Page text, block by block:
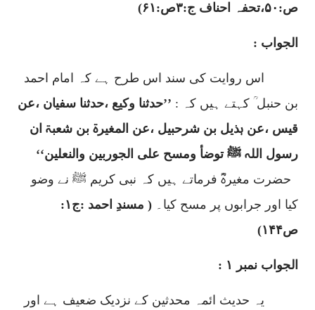
ص: ۵۰،تحفہ احناف ج:۳ص: ۶۱)
الجواب :
اس روایت کی سند اس طرح ہے کہ امام احمد
بن حنبل ؒ کہتے ہیں کہ : ’’حدثنا وکیع ،حدثنا سفیان ،عن
قیس ،عن ہذیل بن شرحبیل ،عن المغیرۃ بن شعبۃ ان
رسول اللہ ﷺ توضأ ومسح علی الجوربین والنعلین‘‘
حضرت مغیرہؓ فرماتے ہیں کہ نبی کریم ﷺ نے وضو
کیا اور جرابوں پر مسح کیا۔ ( مسندِ احمد :ج ۱:
ص۱۴۴)
الجواب نمبر ۱ :
یہ حدیث ائمہ محدثین کے نزدیک ضعیف ہے اور